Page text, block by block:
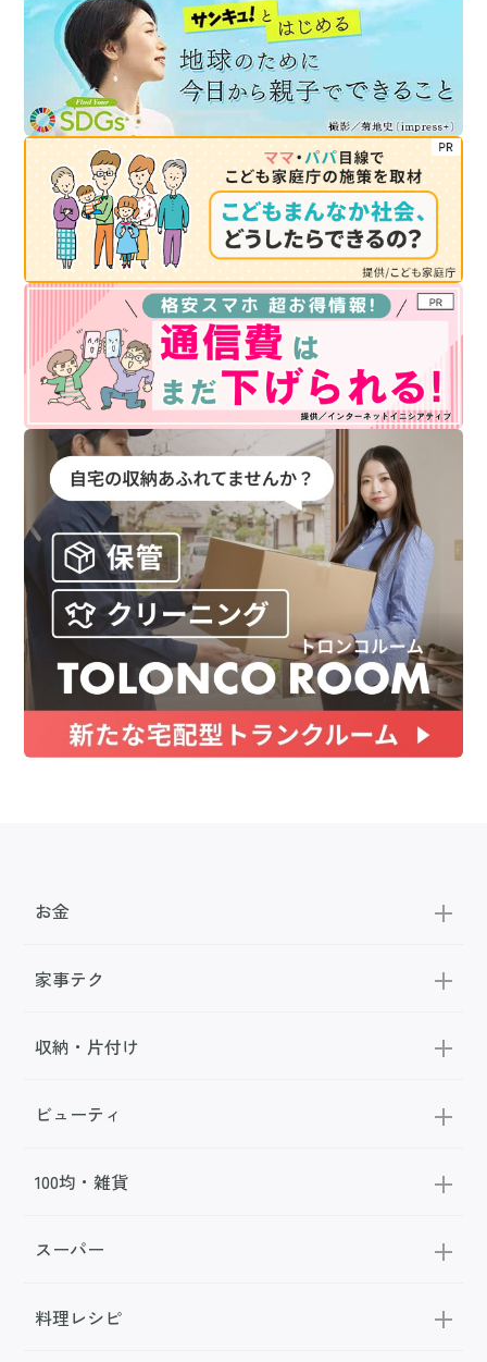
お金
家事テク
収納・片付け
ビューティ
100均・雑貨
スーパー
料理レシピ